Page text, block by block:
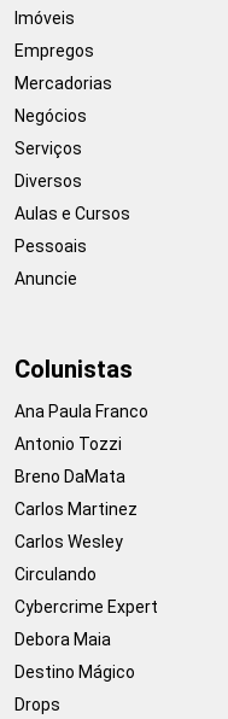
Imóveis
Empregos
Mercadorias
Negócios
Serviços
Diversos
Aulas e Cursos
Pessoais
Anuncie
Colunistas
Ana Paula Franco
Antonio Tozzi
Breno DaMata
Carlos Martinez
Carlos Wesley
Circulando
Cybercrime Expert
Debora Maia
Destino Mágico
Drops